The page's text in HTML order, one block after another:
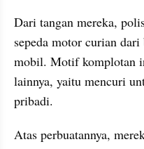
Dari tangan mereka,
sepeda motor curian
mobil. Motif komplotan
lainnya, yaitu mencuri
pribadi.
Atas perbuatannya,